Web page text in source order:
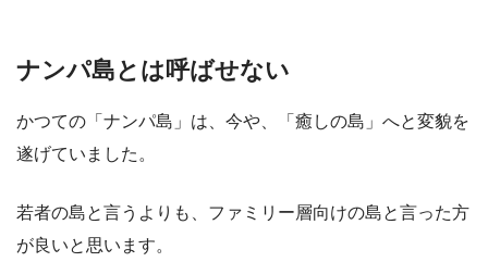
ナンパ島とは呼ばせない
かつての「ナンパ島」は、今や、「癒しの島」へと変貌を
遂げていました。
若者の島と言うよりも、ファミリー層向けの島と言った方
が良いと思います。